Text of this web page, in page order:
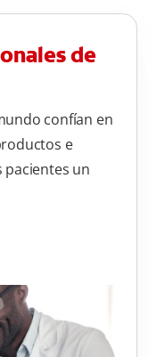
de
confían en
e
un